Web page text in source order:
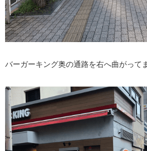
バーガーキング奥の通路を右へ曲がって